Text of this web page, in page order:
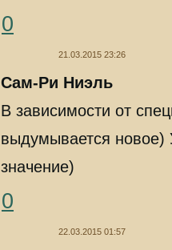
0
21.03.2015 23:26
Сам-Ри Ниэль
В зависимости от
выдумывается новое)
значение)
0
22.03.2015 01:57